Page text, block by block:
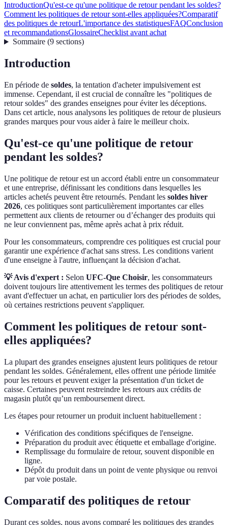
IntroductionQu'est-ce qu'une politique de retour pendant les soldes?
Comment les politiques de retour sont-elles appliquées?Comparatif
des politiques de retourL'importance des statistiquesFAQConclusion
et recommandationsGlossaireChecklist avant achat
Sommaire(9 sections)
Introduction
En période de soldes, la tentation d'acheter impulsivement est
immense. Cependant, il est crucial de connaître les "politiques de
retour soldes" des grandes enseignes pour éviter les déceptions.
Dans cet article, nous analysons les politiques de retour de plusieurs
grandes marques pour vous aider à faire le meilleur choix.
Qu'est-ce qu'une politique de retour
pendant les soldes?
Une politique de retour est un accord établi entre un consommateur
et une entreprise, définissant les conditions dans lesquelles les
articles achetés peuvent être retournés. Pendant les soldes hiver
2026, ces politiques sont particulièrement importantes car elles
permettent aux clients de retourner ou d’échanger des produits qui
ne leur conviennent pas, même après achat à prix réduit.
Pour les consommateurs, comprendre ces politiques est crucial pour
garantir une expérience d'achat sans stress. Les conditions varient
d'une enseigne à l'autre, influençant la décision d'achat.
💡 Avis d'expert : Selon UFC-Que Choisir, les consommateurs
doivent toujours lire attentivement les termes des politiques de retour
avant d'effectuer un achat, en particulier lors des périodes de soldes,
où certaines restrictions peuvent s'appliquer.
Comment les politiques de retour sont-
elles appliquées?
La plupart des grandes enseignes ajustent leurs politiques de retour
pendant les soldes. Généralement, elles offrent une période limitée
pour les retours et peuvent exiger la présentation d'un ticket de
caisse. Certaines peuvent restreindre les retours aux crédits de
magasin plutôt qu’un remboursement direct.
Les étapes pour retourner un produit incluent habituellement :
Vérification des conditions spécifiques de l'enseigne.
Préparation du produit avec étiquette et emballage d'origine.
Remplissage du formulaire de retour, souvent disponible en
ligne.
Dépôt du produit dans un point de vente physique ou renvoi
par voie postale.
Comparatif des politiques de retour
Durant ces soldes, nous avons comparé les politiques des grandes